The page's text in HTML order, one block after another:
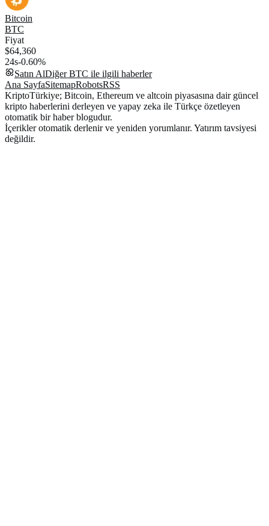
Bitcoin
BTC
Fiyat
$64,360
24s-0.60%
Satın AlDiğerBTC ile ilgili haberler
Ana SayfaSitemapRobotsRSS
KriptoTürkiye; Bitcoin, Ethereum ve altcoin piyasasına dair güncel
kripto haberlerini derleyen ve yapay zeka ile Türkçe özetleyen
otomatik bir haber blogudur.
İçerikler otomatik derlenir ve yeniden yorumlanır. Yatırım tavsiyesi
değildir.